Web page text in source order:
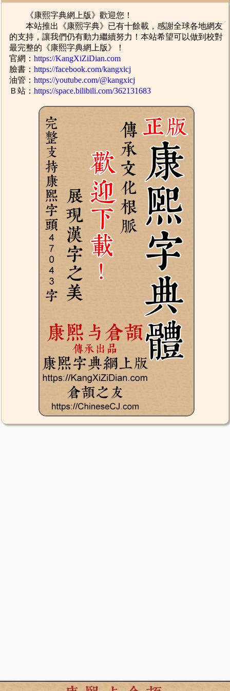
《康熙字典網上版》歡迎您！
本站推出《康熙字典》已有十餘載，感謝全球各地網友
的支持，讓我們仍有動力繼續努力！本站希望可以做到校對
最完整的《康熙字典網上版》！
官網：https://KangXiZiDian.com
臉書：https://facebook.com/kangxicj
油管：https://youtube.com/@kangxicj
Ｂ站：https://space.bilibili.com/362131683